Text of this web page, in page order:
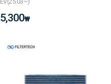
5,300₩